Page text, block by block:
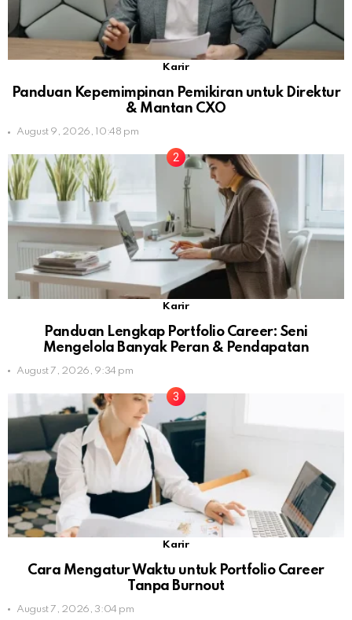
Karir
Panduan Kepemimpinan Pemikiran untuk Direktur
& Mantan CXO
August 9, 2026, 10:48 pm
Karir
Panduan Lengkap Portfolio Career: Seni
Mengelola Banyak Peran & Pendapatan
August 7, 2026, 9:34 pm
Karir
Cara Mengatur Waktu untuk Portfolio Career
Tanpa Burnout
August 7, 2026, 3:04 pm